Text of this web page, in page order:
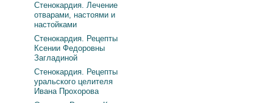
Стенокардия. Лечение
отварами, настоями и
настойками
Стенокардия. Рецепты
Ксении Федоровны
Загладиной
Стенокардия. Рецепты
уральского целителя
Ивана Прохорова